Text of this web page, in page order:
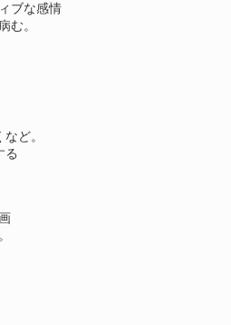
ブな感情
む。
ど。
る